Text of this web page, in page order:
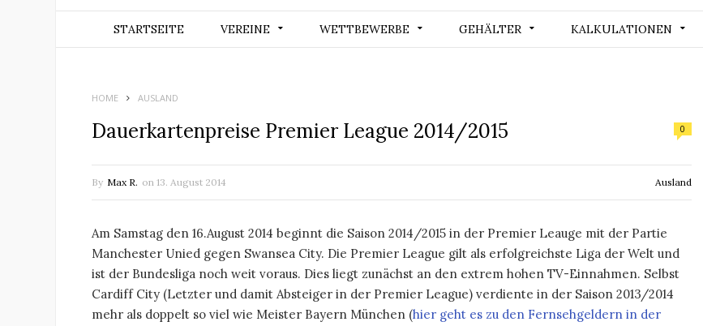
STARTSEITE VEREINE WETTBEWERBE GEHÄLTER KALKULATIONEN
HOME AUSLAND
Dauerkartenpreise Premier League 2014/2015 0
By Max R. on 13. August 2014 Ausland
Am Samstag den 16.August 2014 beginnt die Saison 2014/2015 in der Premier Leauge mit der Partie
Manchester Unied gegen Swansea City. Die Premier League gilt als erfolgreichste Liga der Welt und
ist der Bundesliga noch weit voraus. Dies liegt zunächst an den extrem hohen TV-Einnahmen. Selbst
Cardiff City (Letzter und damit Absteiger in der Premier League) verdiente in der Saison 2013/2014
mehr als doppelt so viel wie Meister Bayern München (hier geht es zu den Fernsehgeldern in der